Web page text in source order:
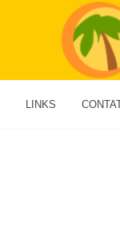
LINKS